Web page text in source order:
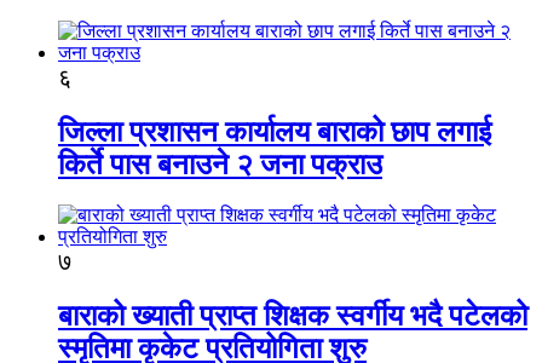
६
जिल्ला प्रशासन कार्यालय बाराको छाप लगाई
किर्ते पास बनाउने २ जना पक्राउ
७
बाराको ख्याती प्राप्त शिक्षक स्वर्गीय भदै पटेलको
स्मृतिमा कृकेट प्रतियोगिता शुरु